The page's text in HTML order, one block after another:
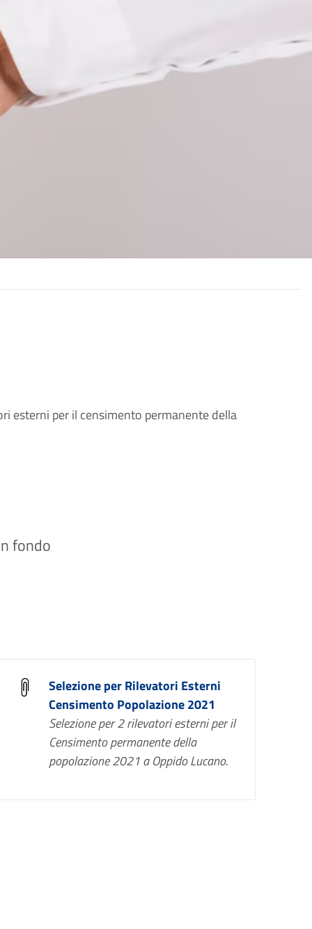
esterni per il censimento permanente della
fondo
Selezione per Rilevatori Esterni
Censimento Popolazione 2021
Selezione per 2 rilevatori esterni per il
Censimento permanente della
popolazione 2021 a Oppido Lucano.